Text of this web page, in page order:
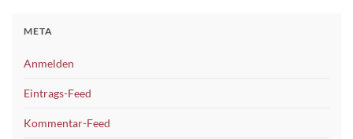
META
Anmelden
Eintrags-Feed
Kommentar-Feed